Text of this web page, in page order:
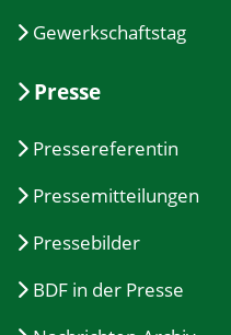
Gewerkschaftstag
Presse
Pressereferentin
Pressemitteilungen
Pressebilder
BDF in der Presse